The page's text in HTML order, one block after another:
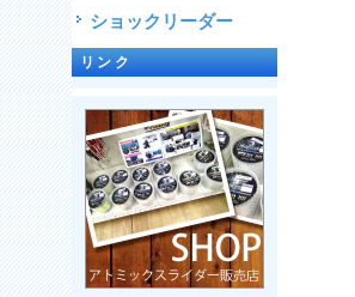
ショックリーダー
リンク